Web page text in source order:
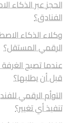
الحجز عبر الذكاء
الفنادق؟
وكلاء الذكاء
الرقمي المستقل؟
عندما تصبح
قبل أن يطلبها؟
التوأم الرقمي
تنفيذ أي تغيير؟